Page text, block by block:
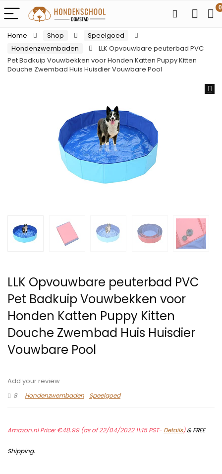
0
Home Shop
Speelgoed
Hondenzwembaden
LLK Opvouwbare peuterbad PVC
Pet Badkuip Vouwbekken voor Honden Katten Puppy Kitten
Douche Zwembad Huis Huisdier Vouwbare Pool
LLK Opvouwbare peuterbad PVC
Pet Badkuip Vouwbekken voor
Honden Katten Puppy Kitten
Douche Zwembad Huis Huisdier
Vouwbare Pool
Add your review
8
Hondenzwembaden Speelgoed
Amazon.nl Price:€48.99(as of 22/04/2022 11:15 PST- Details)&FREE
Shipping.